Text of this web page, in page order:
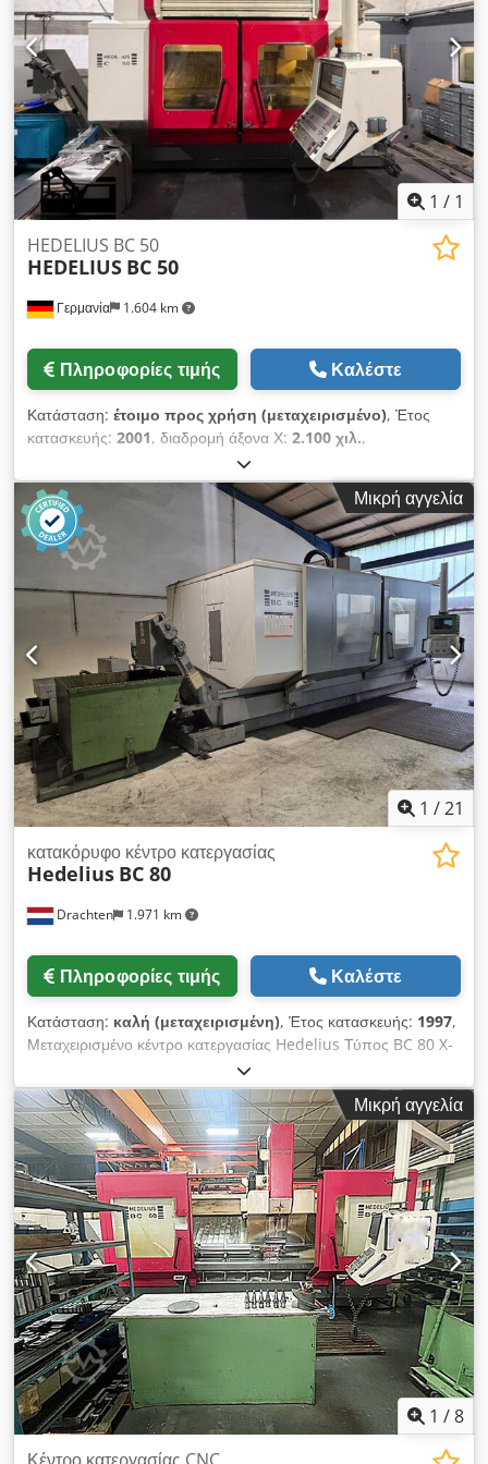
ατράκτου: 26.351 h Διαστάσεις τραπεζιού: 2.900 × 750 mm
Αρ. εργαλείων στη μαγκαζίνη: 30
1 / 1
Γερμανία 1.604 km
HEDELIUS BC 50
HEDELIUS BC 50
Πληροφορίες τιμής Καλέστε
Κατάσταση: έτοιμο προς χρήση (μεταχειρισμένο), Έτος
κατασκευής: 2001, διαδρομή άξονα Χ: 2.100 χιλ.,
HEIDENHAIN
TNC 415, μέγιστη ταχύτητα ατράκτου:8.000 στρ./λ., αριθμός
αξόνων:
, Αυτό το 3-αξονικό HEDELIUS BC 50
κατασκευάστηκε το 2001. Διαθέτει εσωτερική παροχή ψυκτικού
υγρού και είναι εξοπλισμένο με σύστημα ελέγχου Heidenhain
TNC 415. Αν αναζητάτε υψηλής ποιότητας δυνατότητες
κατεργασίας, εξετάστε το κάθετο κέντρο κατεργασίας
HEDELIUS BC 50 που διαθέτουμε προς πώληση.
Επικοινωνήστε μαζί μας για περισσότερες πληροφορίες. • Με
εσωτερική παροχή ψυκτικού υγρού • Σύστημα ελέγχου:
Heidenhain TNC 415 • Κατάσταση: Καλή / Πλήρως
λειτουργικό Τεχνικές προδιαγραφές Ψυκτικό μέσω ατράκτου:
Ναι Cjdpfxszbuv Uo Agmeha
Μικρή αγγελία
1 /21
Drachten 1.971 km
κατακόρυφο κέντρο κατεργασίας
Hedelius BC 80
Πληροφορίες τιμής Καλέστε
Κατάσταση: καλή (μεταχειρισμένη), Έτος κατασκευής: 1997,
Μεταχειρισμένο κέντρο κατεργασίας Hedelius Τύπος BC 80 X-
άξονας: 2500 mm Y-άξονας: 800 mm Z-άξονας: 550 mm
Υποδοχή SK 50 CNC έλεγχος Heidenhain με κινητήρες/
σερβομηχανισμούς Siemens Συμπερ. εξαρτήματος εργαλείων/
συστήματος συγκράτησης στο τραπέζι Έτος κατασκευής: 1999
Codpfx Agezhat Demjha Εξαιρείται η πράσινη μπανιέρα
απορριμμάτων
Μικρή αγγελία
1 /8